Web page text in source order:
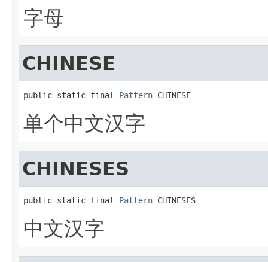
字母
CHINESE
public static final Pattern CHINESE
单个中文汉字
CHINESES
public static final Pattern CHINESES
中文汉字